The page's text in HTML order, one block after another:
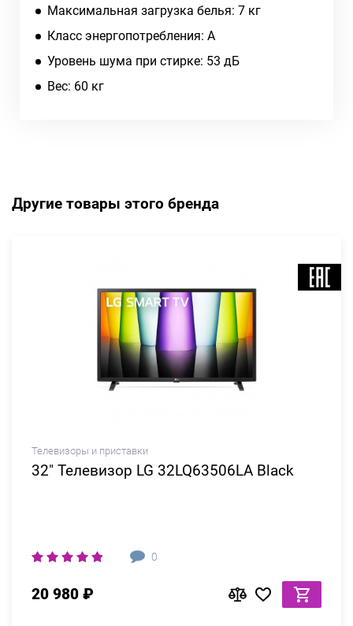
Максимальная загрузка белья: 7 кг
Класс энергопотребления: A
Уровень шума при стирке: 53 дБ
Вес: 60 кг
Другие товары этого бренда
Телевизоры и приставки
32" Телевизор LG 32LQ63506LA Black
0
20 980 ₽